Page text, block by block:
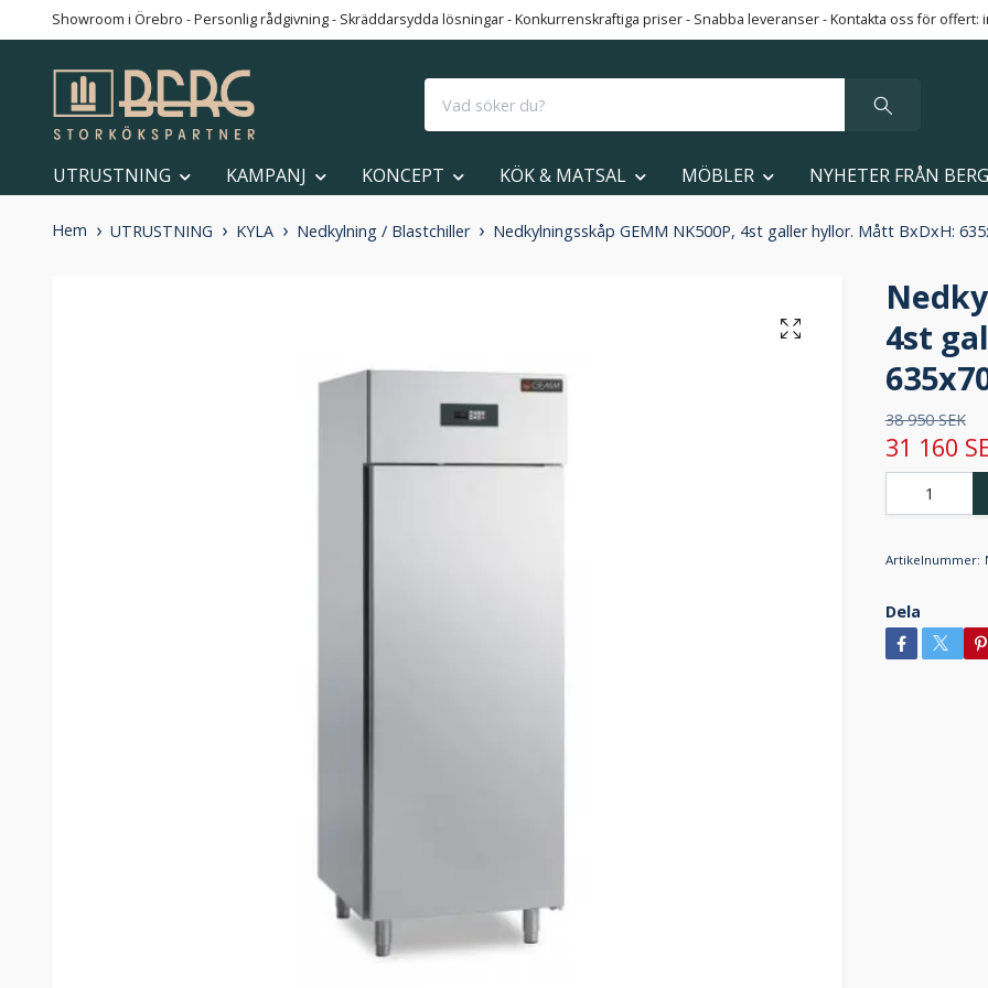
Showroom i Örebro - Personlig rådgivning - Skräddarsydda lösningar - Konkurrenskraftiga priser - Snabba leveranser - Kontakta oss för offert:
UTRUSTNING KAMPANJ KONCEPT KÖK & MATSAL MÖBLER NYHETER FRÅN BERG
Hem UTRUSTNING KYLA Nedkylning / Blastchiller Nedkylningsskåp GEMM NK500P, 4st galler hyllor. Mått BxDxH:
4st
38 950 SEK
31 160
Artikelnummer:
Dela